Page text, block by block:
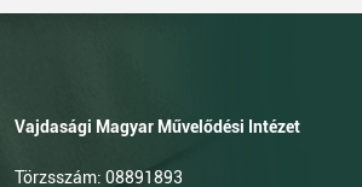
Vajdasági Magyar Művelődési Intézet
Törzsszám: 08891893